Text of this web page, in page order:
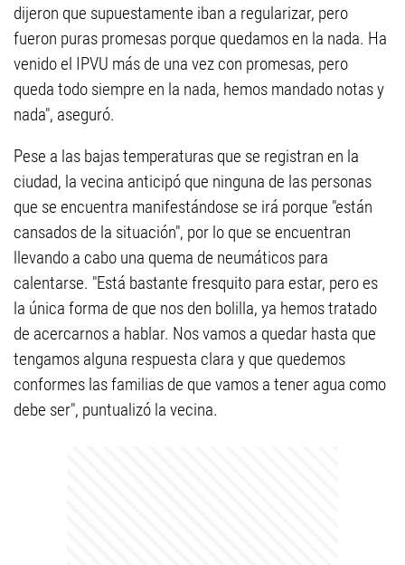
dijeron que supuestamente iban a regularizar, pero
fueron puras promesas porque quedamos en la nada. Ha
venido el IPVU más de una vez con promesas, pero
queda todo siempre en la nada, hemos mandado notas y
nada", aseguró.
Pese a las bajas temperaturas que se registran en la
ciudad, la vecina anticipó que ninguna de las personas
que se encuentra manifestándose se irá porque "están
cansados de la situación", por lo que se encuentran
llevando a cabo una quema de neumáticos para
calentarse. "Está bastante fresquito para estar, pero es
la única forma de que nos den bolilla, ya hemos tratado
de acercarnos a hablar. Nos vamos a quedar hasta que
tengamos alguna respuesta clara y que quedemos
conformes las familias de que vamos a tener agua como
debe ser", puntualizó la vecina.